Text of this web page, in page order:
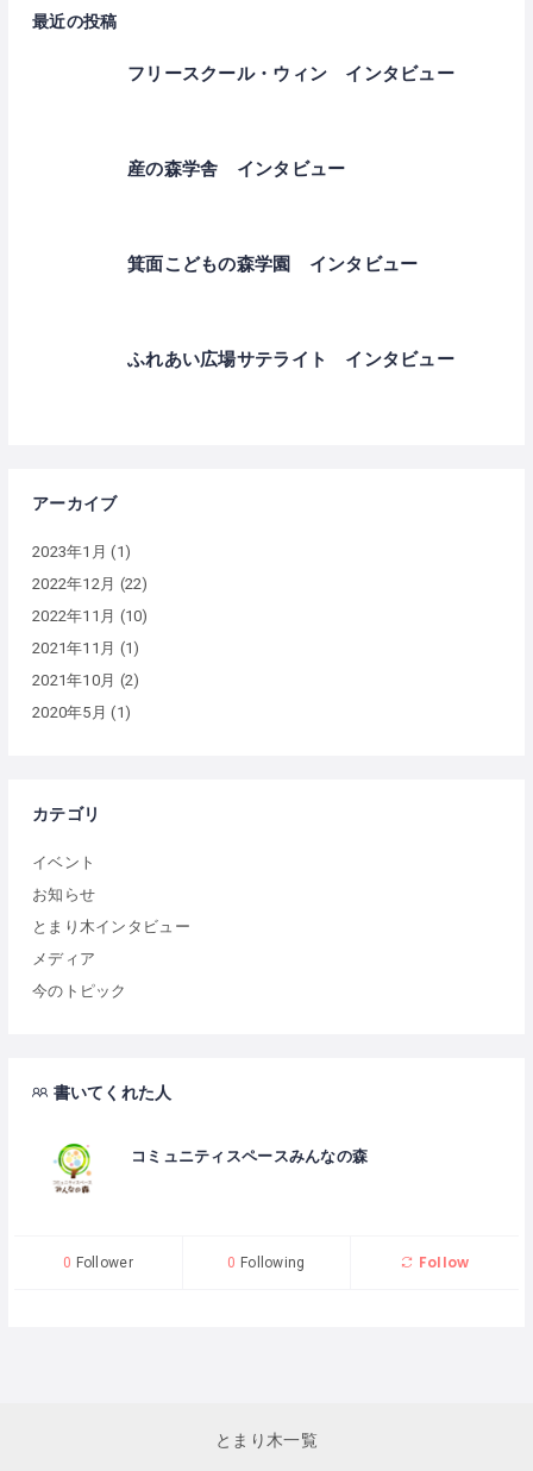
最近の投稿
フリースクール・ウィン インタビュー
産の森学舎 インタビュー
箕面こどもの森学園 インタビュー
ふれあい広場サテライト インタビュー
アーカイブ
2023年1月 (1)
2022年12月 (22)
2022年11月 (10)
2021年11月 (1)
2021年10月 (2)
2020年5月 (1)
カテゴリ
イベント
お知らせ
とまり木インタビュー
メディア
今のトピック
書いてくれた人
コミュニティスペースみんなの森
0 Follower 0 Following Follow
とまり木一覧